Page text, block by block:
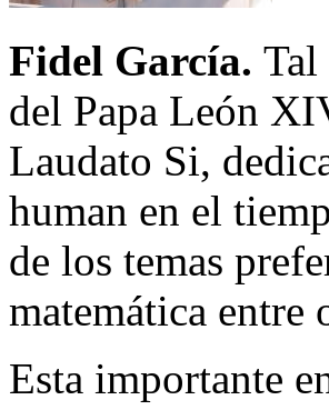
Fidel García. Tal
del Papa León
Laudato Si,
human en el
de los temas
matemática entre
Esta importante